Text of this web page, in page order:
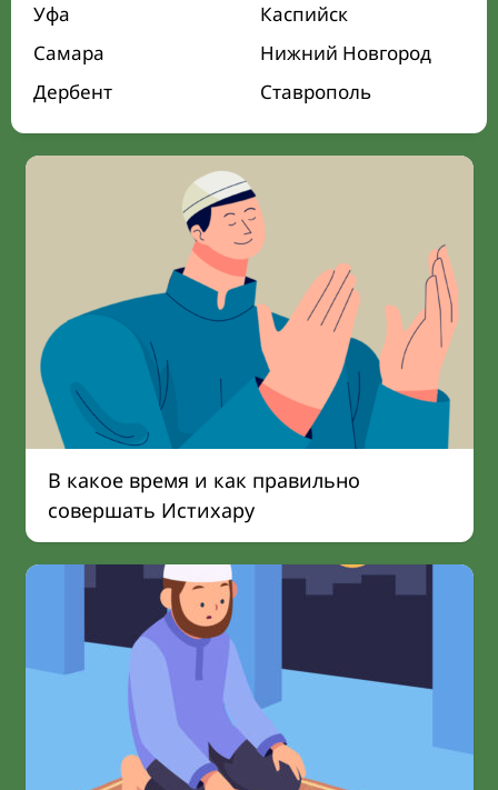
Уфа
Каспийск
Самара
Нижний Новгород
Дербент
Ставрополь
В какое время и как правильно
совершать Истихару